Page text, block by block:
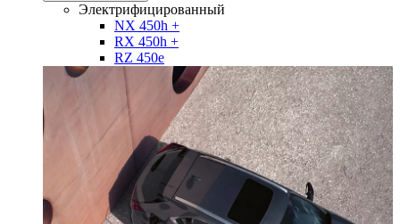
Электрифицированный
NX 450h +
RX 450h +
RZ 450e